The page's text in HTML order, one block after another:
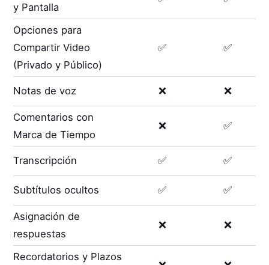
y Pantalla
Opciones para
Compartir Video
(Privado y Público)
✅ ✅
Notas de voz ❌ ❌
Comentarios con
Marca de Tiempo
❌ ✅
Transcripción ✅ ✅
Subtítulos ocultos ✅ ✅
Asignación de
respuestas
❌ ❌
Recordatorios y Plazos